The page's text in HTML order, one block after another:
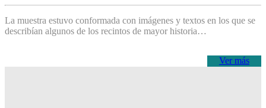
La muestra estuvo conformada con imágenes y textos en los que se
describían algunos de los recintos de mayor historia…
Ver más